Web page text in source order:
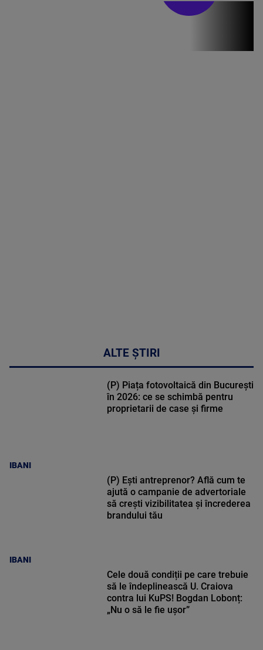
Stirile PRO TV
ALTE ȘTIRI
IBANI
(P) Piața fotovoltaică din București
în 2026: ce se schimbă pentru
proprietarii de case și firme
IBANI
(P) Ești antreprenor? Află cum te
ajută o campanie de advertoriale
să crești vizibilitatea și încrederea
brandului tău
Cele două condiții pe care trebuie
să le îndeplinească U. Craiova
contra lui KuPS! Bogdan Lobonț:
„Nu o să le fie ușor”